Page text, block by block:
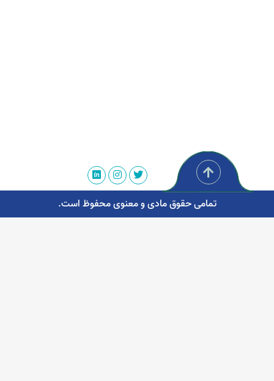
تمامی حقوق مادی و معنوی محفوظ است.